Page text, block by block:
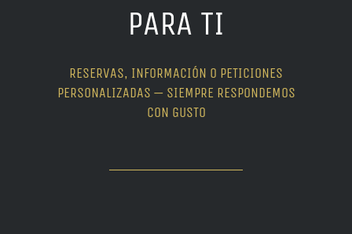
PARA TI
RESERVAS, INFORMACIÓN O PETICIONES
PERSONALIZADAS — SIEMPRE RESPONDEMOS
CON GUSTO